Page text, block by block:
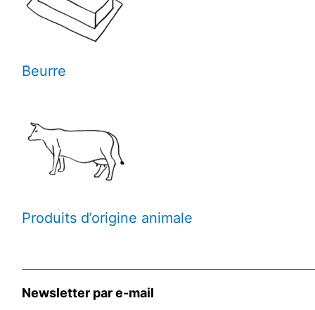
Beurre
Produits d’origine animale
Newsletter par e-mail